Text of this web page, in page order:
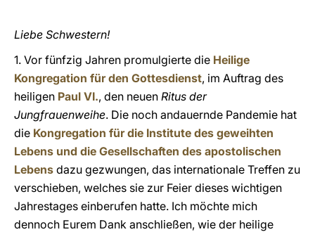
Liebe Schwestern!
1. Vor fünfzig Jahren promulgierte die Heilige
Kongregation für den Gottesdienst, im Auftrag des
heiligen Paul VI., den neuen Ritus der
Jungfrauenweihe. Die noch andauernde Pandemie hat
die Kongregation für die Institute des geweihten
Lebens und die Gesellschaften des apostolischen
Lebens dazu gezwungen, das internationale Treffen zu
verschieben, welches sie zur Feier dieses wichtigen
Jahrestages einberufen hatte. Ich möchte mich
dennoch Eurem Dank anschließen, wie der heilige